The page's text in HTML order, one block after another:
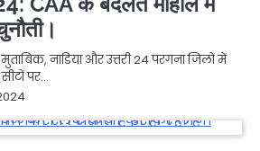
नाडिया और उत्तरी 24 परगना जिलों में
पर…